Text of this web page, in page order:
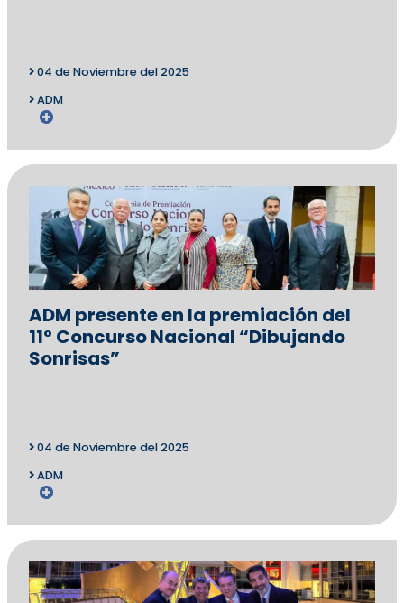
04 de Noviembre del 2025
ADM
ADM presente en la premiación del
11° Concurso Nacional “Dibujando
Sonrisas”
04 de Noviembre del 2025
ADM